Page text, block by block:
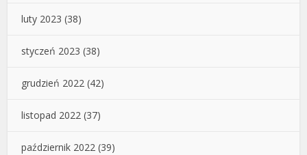
luty 2023 (38)
styczeń 2023 (38)
grudzień 2022 (42)
listopad 2022 (37)
październik 2022 (39)